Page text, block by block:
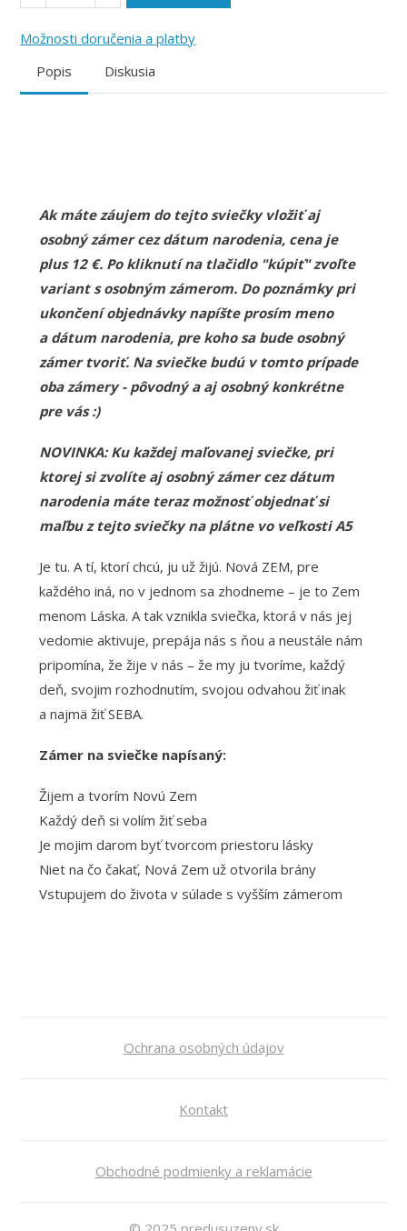
Možnosti doručenia a platby
Popis
Diskusia
Ak máte záujem do tejto sviečky vložiť aj
osobný zámer cez dátum narodenia, cena je
plus 12 €. Po kliknutí na tlačidlo "kúpiť" zvoľte
variant s osobným zámerom. Do poznámky pri
ukončení objednávky napíšte prosím meno
a dátum narodenia, pre koho sa bude osobný
zámer tvoriť. Na sviečke budú v tomto prípade
oba zámery - pôvodný a aj osobný konkrétne
pre vás :)
NOVINKA: Ku každej maľovanej sviečke, pri
ktorej si zvolíte aj osobný zámer cez dátum
narodenia máte teraz možnosť objednať si
maľbu z tejto sviečky na plátne vo veľkosti A5
Je tu. A tí, ktorí chcú, ju už žijú. Nová ZEM, pre
každého iná, no v jednom sa zhodneme – je to Zem
menom Láska. A tak vznikla sviečka, ktorá v nás jej
vedomie aktivuje, prepája nás s ňou a neustále nám
pripomína, že žije v nás – že my ju tvoríme, každý
deň, svojim rozhodnutím, svojou odvahou žiť inak
a najmä žiť SEBA.
Zámer na sviečke napísaný:
Žijem a tvorím Novú Zem
Každý deň si volím žiť seba
Je mojim darom byť tvorcom priestoru lásky
Niet na čo čakať, Nová Zem už otvorila brány
Vstupujem do života v súlade s vyšším zámerom
Ochrana osobných údajov
Kontakt
Obchodné podmienky a reklamácie